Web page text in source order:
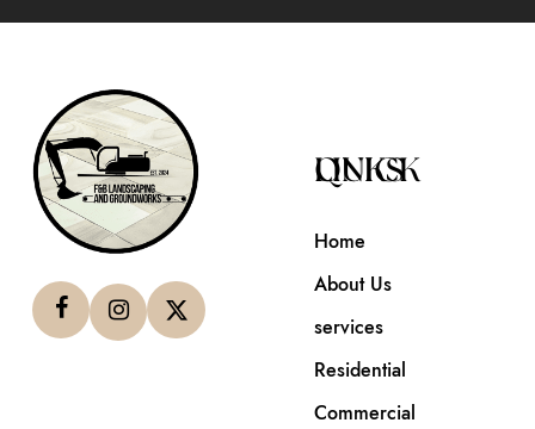
QUICK LINKS
Home
About Us
services
Residential
Commercial